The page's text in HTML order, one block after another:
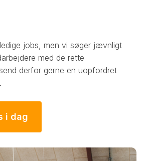
jobs, men vi søger jævnligt
med de rette
derfor gerne en uopfordret
i dag